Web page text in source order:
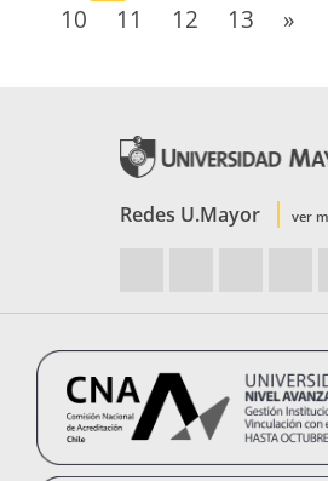
10
11 12 13 »
Redes U.Mayor ver